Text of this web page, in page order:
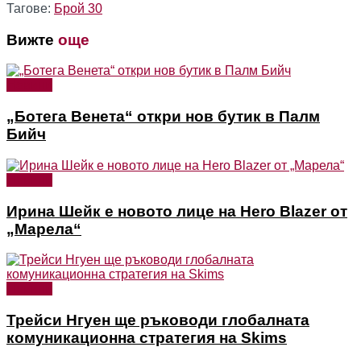
Тагове: Брой 30
Вижте още
„Ботега Венета“ откри нов бутик в Палм
Бийч
Ирина Шейк е новото лице на Hero Blazer от
„Марела“
Трейси Нгуен ще ръководи глобалната
комуникационна стратегия на Skims